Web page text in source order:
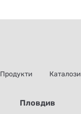
Продукти Каталози
Пловдив